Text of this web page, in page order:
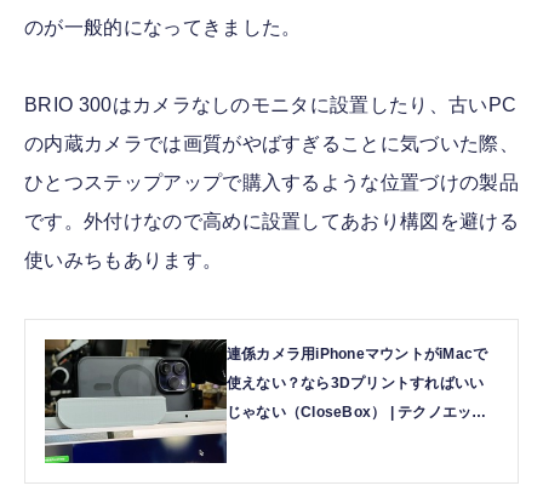
のが一般的になってきました。
BRIO 300はカメラなしのモニタに設置したり、古いPC
の内蔵カメラでは画質がやばすぎることに気づいた際、
ひとつステップアップで購入するような位置づけの製品
です。外付けなので高めに設置してあおり構図を避ける
使いみちもあります。
連係カメラ用iPhoneマウントがiMacで
使えない？なら3Dプリントすればいい
じゃない（CloseBox） | テクノエッジ